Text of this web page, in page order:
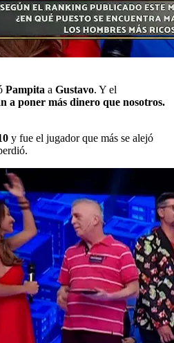
Pampita a Gustavo. Y el
a poner más dinero que nosotros.
y fue el jugador que más se alejó